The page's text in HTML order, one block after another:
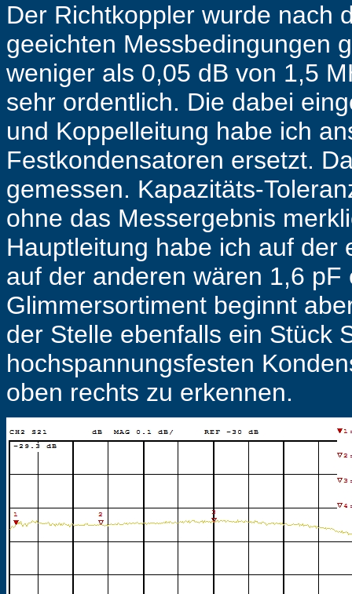
Der Richtkoppler wurde nach
geeichten Messbedingungen
weniger als 0,05 dB von 1,5
sehr ordentlich. Die dabei
und Koppelleitung habe ich
Festkondensatoren ersetzt.
gemessen. Kapazitäts-
ohne das Messergebnis
Hauptleitung habe ich auf der
auf der anderen wären 1,6
Glimmersortiment beginnt
der Stelle ebenfalls ein Stück
hochspannungsfesten
oben rechts zu erkennen.